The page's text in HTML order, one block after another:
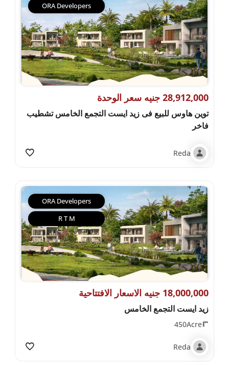
ORA Developers
28,912,000 جنيه سعر الوحدة
توين هاوس للبيع فى زيد ايست التجمع الخامس تشطيب
فاخر
Reda
ORA Developers
R T M
18,000,000 جنيه الاسعار الافتتاحية
زيد ايست التجمع الخامس
450Acre
Reda